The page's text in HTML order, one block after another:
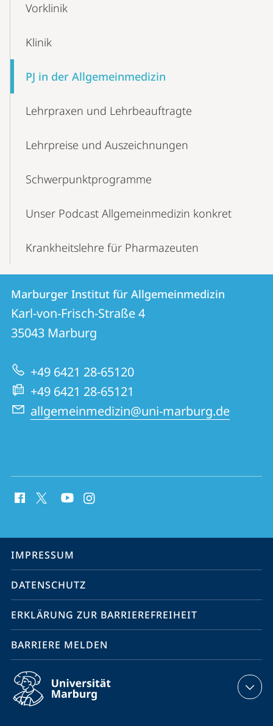
Vorklinik
Klinik
PJ in der Allgemeinmedizin
Lehrpraxen und Lehrbeauftragte
Lehrpreise und Auszeichnungen
Schwerpunktprogramme
Unser Podcast Allgemeinmedizin konkret
Krankheitslehre für Pharmazeuten
Kontakt
und
Informationen
zur
Website
Kontaktinformationen
Marburger
Institut
für
Allgemeinmedizin
Marburger Institut für Allgemeinmedizin
Karl-von-Frisch-Straße 4
35043 Marburg
+49 6421 28-65120
+49 6421 28-65121
allgemeinmedizin@uni-marburg.de
Media
Service-
Navigation
IMPRESSUM
DATENSCHUTZ
ERKLÄRUNG ZUR BARRIEREFREIHEIT
BARRIERE MELDEN